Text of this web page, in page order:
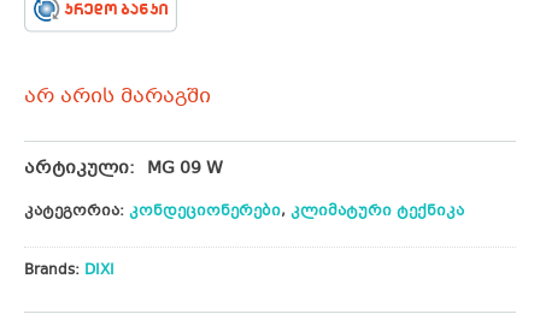
არ არის მარაგში
არტიკული: MG 09 W
კატეგორია: კონდეციონერები, კლიმატური ტექნიკა
Brands: DIXI